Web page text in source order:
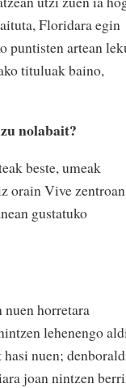
Floridara egin
puntisten artean
tituluak baino,
nolabait?
beste, umeak
orain Vive
gustatuko
nuen horretara
lehenengo
hasi nuen;
joan nintzen